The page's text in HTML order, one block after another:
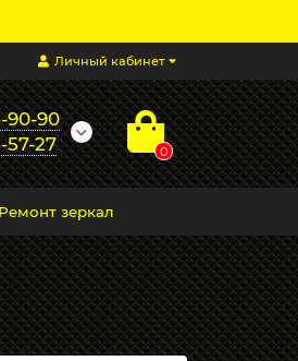
Личный кабинет
90-90
57-27
0
Ремонт зеркал